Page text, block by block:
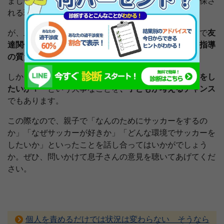
れる環境でサッカーをやってほしいと私も思います。
が、上述したように、サッカーはチームスポーツなので友
達関係など無視できない要素 があります。サッカーの指導
の質だけが条件ではありません。
しかしながら、逆に考えると、どんな環境でサッカーをし
たいか？という大事なことを、子どもが考えるチャンス
でもあります。
この際なので、親子で「なんのためにサッカーをするの
か」「なぜサッカーが好きか」「どんな環境でサッカーを
したいか」といったことを話し合ってはいかがでしょう
か。ぜひ、問いかけて息子さんの意見を聴いてあげてくだ
さい。
個人を責めるだけでは状況は変わらない そうなら